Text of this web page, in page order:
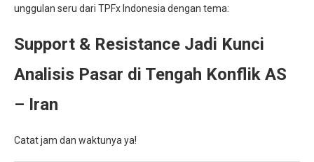
unggulan seru dari TPFx Indonesia dengan tema:
Support & Resistance Jadi Kunci
Analisis Pasar di Tengah Konflik AS
– Iran
Catat jam dan waktunya ya!